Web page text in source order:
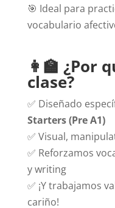
🎯 Ideal para
vocabulario
👩‍🏫 ¿Por
clase?
✅ Diseñado
Starters (Pre A1)
✅ Visual,
✅ Reforzamos
y writing
✅ ¡Y trabajamos
cariño!